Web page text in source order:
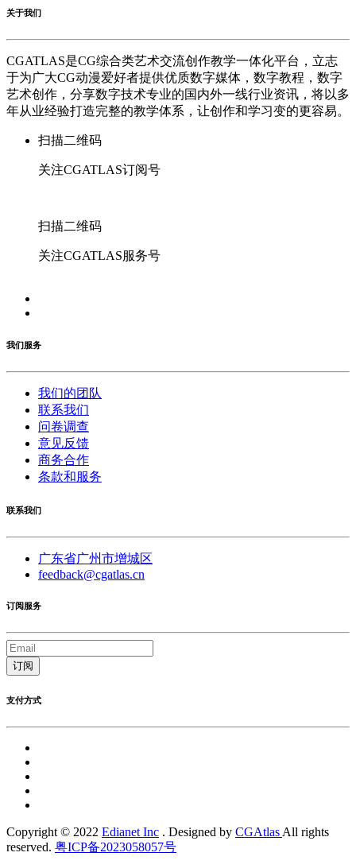
关于我们
CGATLAS是CG综合类艺术交流创作教学一体化平台，立志
于为广大CG动漫爱好者提供优质数字媒体，数字教程，数字
艺术创作，分享数字技术专业的国内外一线行业资讯，将以多
年从业经验打造完整的教学体系，让创作和学习变的更容易。
扫描二维码
关注CGATLAS订阅号
扫描二维码
关注CGATLAS服务号
我们服务
我们的团队
联系我们
问卷调查
意见反馈
商务合作
条款和服务
联系我们
广东省广州市增城区
feedback@cgatlas.cn
订阅服务
订阅
支付方式
Copyright © 2022 Edianet Inc . Designed by CGAtlas All rights
reserved. 粤ICP备2023058057号